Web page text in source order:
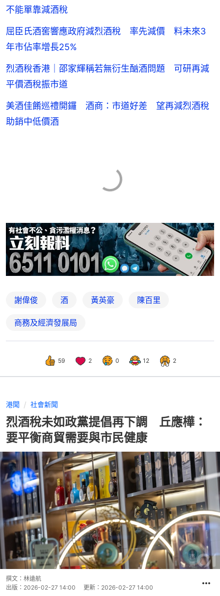
不能單靠減酒稅
屈臣氏酒窖響應政府減烈酒稅 率先減價 料未來3
年市佔率增長25%
烈酒稅香港｜邵家輝稱若無衍生酗酒問題 可研再減
平價酒稅振市道
美酒佳餚巡禮開鑼 酒商：市道好差 望再減烈酒稅
助銷中低價酒
謝偉俊 酒 黃英豪 陳百里
商務及經濟發展局
59 2 0 12 2
港聞 社會新聞
烈酒稅未如政黨提倡再下調 丘應樺：
要平衡商貿需要與市民健康
撰文： 林遠航
出版： 2026-02-27 14:00 更新： 2026-02-27 14:00